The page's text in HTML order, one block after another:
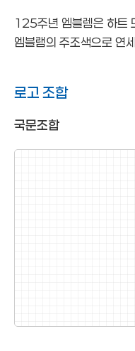
125주년 엠블렘은 하트
엠블램의 주조색으로 연
로고 조합
국문조합